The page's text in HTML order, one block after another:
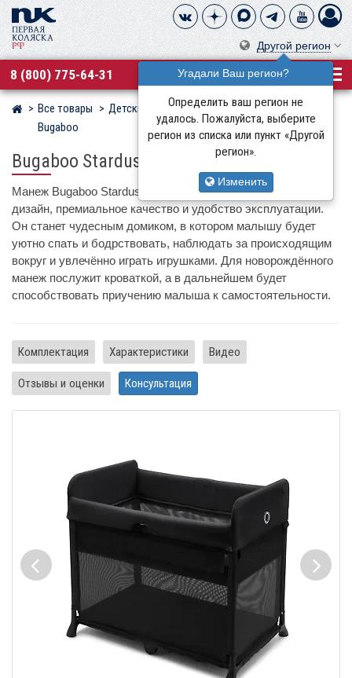
Другой регион
Угадали Ваш регион?
Определить ваш регион не
удалось. Пожалуйста, выберите
регион из списка или пункт «Другой
регион».
Изменить
8 (800) 775-64-31
Магазин детских колясок
Все товары Детские манежи
Манежи-кровати
Bugaboo
Bugaboo Stardust
Манеж Bugaboo Stardust сочетает в себе продуманный
дизайн, премиальное качество и удобство эксплуатации.
Он станет чудесным домиком, в котором малышу будет
уютно спать и бодрствовать, наблюдать за происходящим
вокруг и увлечённо играть игрушками. Для новорождённого
манеж послужит кроваткой, а в дальнейшем будет
способствовать приучению малыша к самостоятельности.
Комплектация Характеристики Видео
Отзывы и оценки Консультация